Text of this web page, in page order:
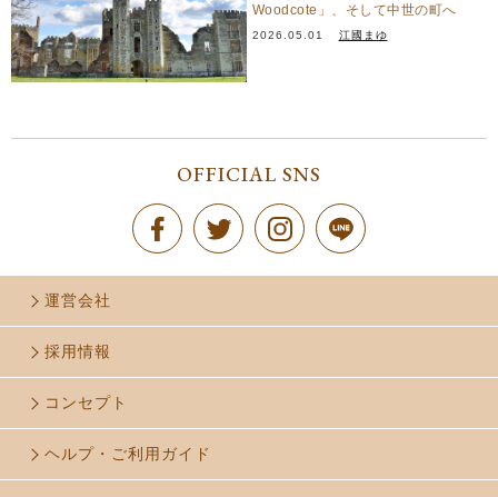
Woodcote」、そして中世の町へ
2026.05.01 江國まゆ
OFFICIAL SNS
運営会社
採用情報
コンセプト
ヘルプ・ご利用ガイド